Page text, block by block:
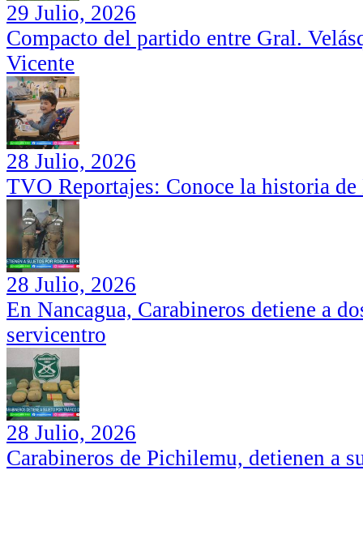
29 Julio, 2026
Compacto del partido entre Gral.
Vicente
28 Julio, 2026
TVO Reportajes: Conoce la historia
28 Julio, 2026
En Nancagua, Carabineros detiene a
servicentro
28 Julio, 2026
Carabineros de Pichilemu, detienen a